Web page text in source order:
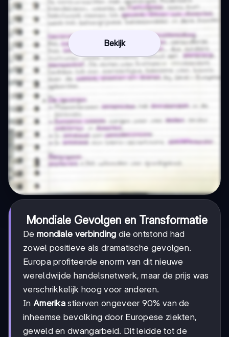
Bekijk
Mondiale Gevolgen en Transformatie
De mondiale verbinding die ontstond had
zowel positieve als dramatische gevolgen.
Europa profiteerde enorm van dit nieuwe
wereldwijde handelsnetwerk, maar de prijs was
verschrikkelijk hoog voor anderen.
In Amerika stierven ongeveer 90% van de
inheemse bevolking door Europese ziekten,
geweld en dwangarbeid. Dit leidde tot de